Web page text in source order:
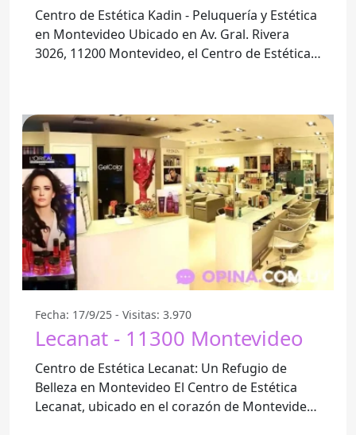
Centro de Estética Kadin - Peluquería y Estética
en Montevideo Ubicado en Av. Gral. Rivera
3026, 11200 Montevideo, el Centro de Estética
Fecha: 17/9/25 - Visitas: 3.970
Lecanat - 11300 Montevideo
Centro de Estética Lecanat: Un Refugio de
Belleza en Montevideo El Centro de Estética
Lecanat, ubicado en el corazón de Montevideo,